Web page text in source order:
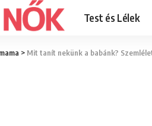
Test és Lélek
> Mit tanít nekünk a babánk?